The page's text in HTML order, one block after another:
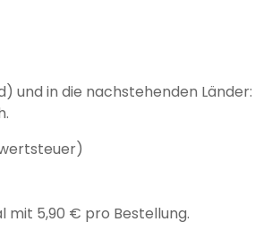
und in die nachstehenden Länder:
mit 5,90 € pro Bestellung.